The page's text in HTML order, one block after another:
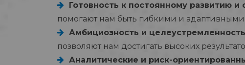
Готовность к постоянному развитию
помогают нам быть гибкими и
Амбициозность и целеустремленность
позволяют нам достигать высоких
Аналитические и риск-